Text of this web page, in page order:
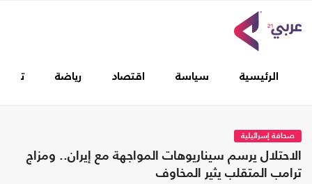
الرئيسية سياسة اقتصاد رياضة
صحافة إسرائيلية
الاحتلال يرسم سيناريوهات المواجهة مع إيران.. ومزاج
ترامب المتقلب يثير المخاوف